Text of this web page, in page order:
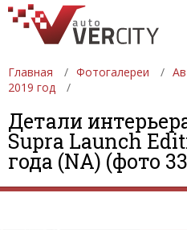
Главная Фотогалереи
2019 год
Детали
Supra Launch
года (NA) (фото
ФОТОГАЛЕРЕИ
АВТОСАЛОНЫ